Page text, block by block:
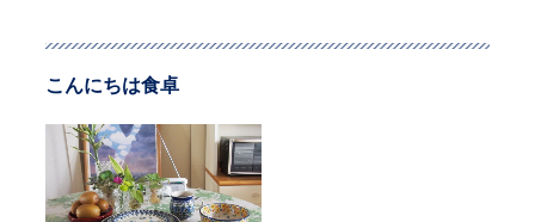
こんにちは食卓